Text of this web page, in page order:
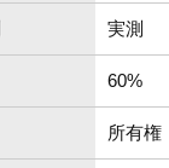
実測
60%
所有権